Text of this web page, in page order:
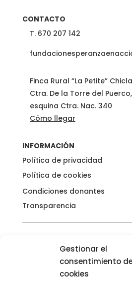
Gestionar el
consentimiento
cookies
CONTACTO
T. 670 207 142
Finca Rural “La Petite”
Ctra. De la Torre del Puerco,
esquina Ctra. Nac. 340
Cómo llegar
INFORMACIÓN
Política de privacidad
Política de cookies
Condiciones donantes
Transparencia